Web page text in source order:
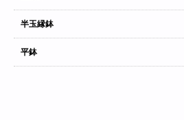
半玉縁鉢
平鉢